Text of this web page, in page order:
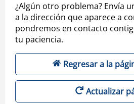
¿Algún otro problema? Envía
a la dirección que aparece a
pondremos en contacto
tu paciencia.
Regresar a la
Actualizar